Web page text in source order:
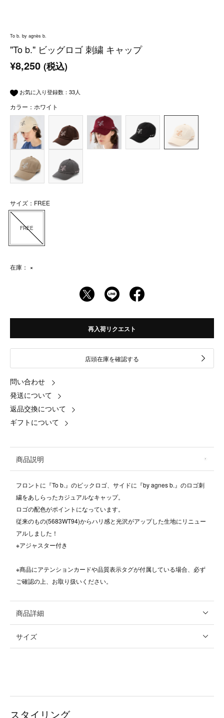
To b. by agnès b.
"To b." ビッグロゴ 刺繍 キャップ
¥8,250 (税込)
お気に入り登録数： 33人
カラー：ホワイト
サイズ：FREE
FREE
在庫： ×
再入荷リクエスト
店頭在庫を確認する
問い合わせ
発送について
返品交換について
ギフトについて
商品説明
フロントに『To b.』のビックロゴ、サイドに『by agnes b.』のロゴ刺
繍をあしらったカジュアルなキャップ。
ロゴの配色がポイントになっています。
従来のもの(5683WT94)からハリ感と光沢がアップした生地にリニュー
アルしました！
※アジャスター付き
※商品にアテンションカードや品質表示タグが付属している場合、必ず
ご確認の上、お取り扱いください。
商品詳細
サイズ
スタイリング